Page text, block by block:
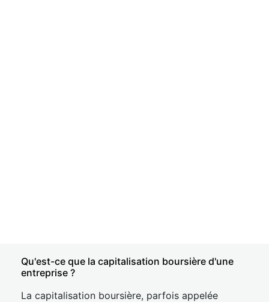
Qu'est-ce que la capitalisation boursière d'une
entreprise ?
La capitalisation boursière, parfois appelée